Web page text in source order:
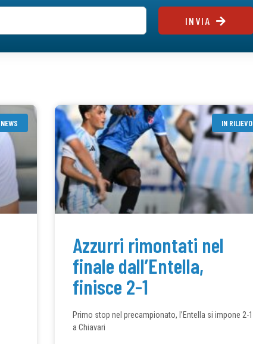
INVIA
NEWS IN RILIEVO
Azzurri rimontati nel
finale dall’Entella,
finisce 2-1
Primo stop nel precampionato, l’Entella si impone 2-1
a Chiavari